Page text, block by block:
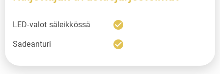
LED-valot säleikkössä check_circle
Sadeanturi check_circle